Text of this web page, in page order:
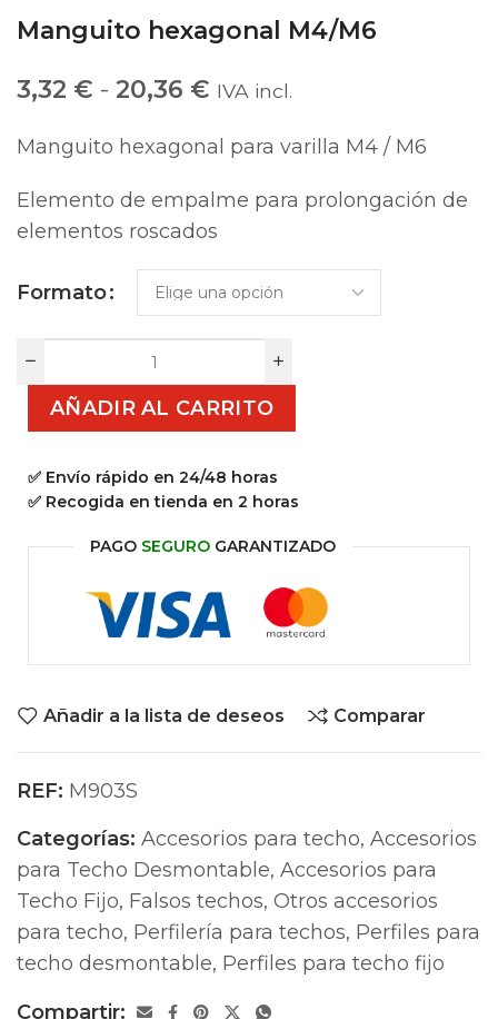
Manguito hexagonal M4/M6
3,32 € - 20,36 € IVA incl.
Manguito hexagonal para varilla M4 / M6
Elemento de empalme para prolongación de
elementos roscados
Formato
AÑADIR AL CARRITO
✅ Envío rápido en 24/48 horas
✅ Recogida en tienda en 2 horas
PAGO SEGURO GARANTIZADO
Añadir a la lista de deseos Comparar
REF: M903S
Categorías: Accesorios para techo, Accesorios
para Techo Desmontable, Accesorios para
Techo Fijo, Falsos techos, Otros accesorios
para techo, Perfilería para techos, Perfiles para
techo desmontable, Perfiles para techo fijo
Compartir: